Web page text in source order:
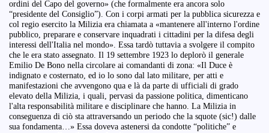
ordini del Capo del governo» (che formalmente era ancora solo
“presidente del Consiglio”). Con i corpi armati per la pubblica sicurezza e
col regio esercito la Milizia era chiamata a «mantenere all'interno l'ordine
pubblico, preparare e conservare inquadrati i cittadini per la difesa degli
interessi dell'Italia nel mondo». Essa tardò tuttavia a svolgere il compito
che le era stato assegnato. Il 19 settembre 1923 lo deplorò il generale
Emilio De Bono nella circolare ai comandanti di zona: «Il Duce è
indignato e costernato, ed io lo sono dal lato militare, per atti e
manifestazioni che avvengono qua e là da parte di ufficiali di grado
elevato della Milizia, i quali, pervasi da passione politica, dimenticano
l'alta responsabilità militare e disciplinare che hanno. La Milizia in
conseguenza di ciò sta attraversando un periodo che la squote (sic!) dalle
sua fondamenta…» Essa doveva astenersi da condotte “politiche” e